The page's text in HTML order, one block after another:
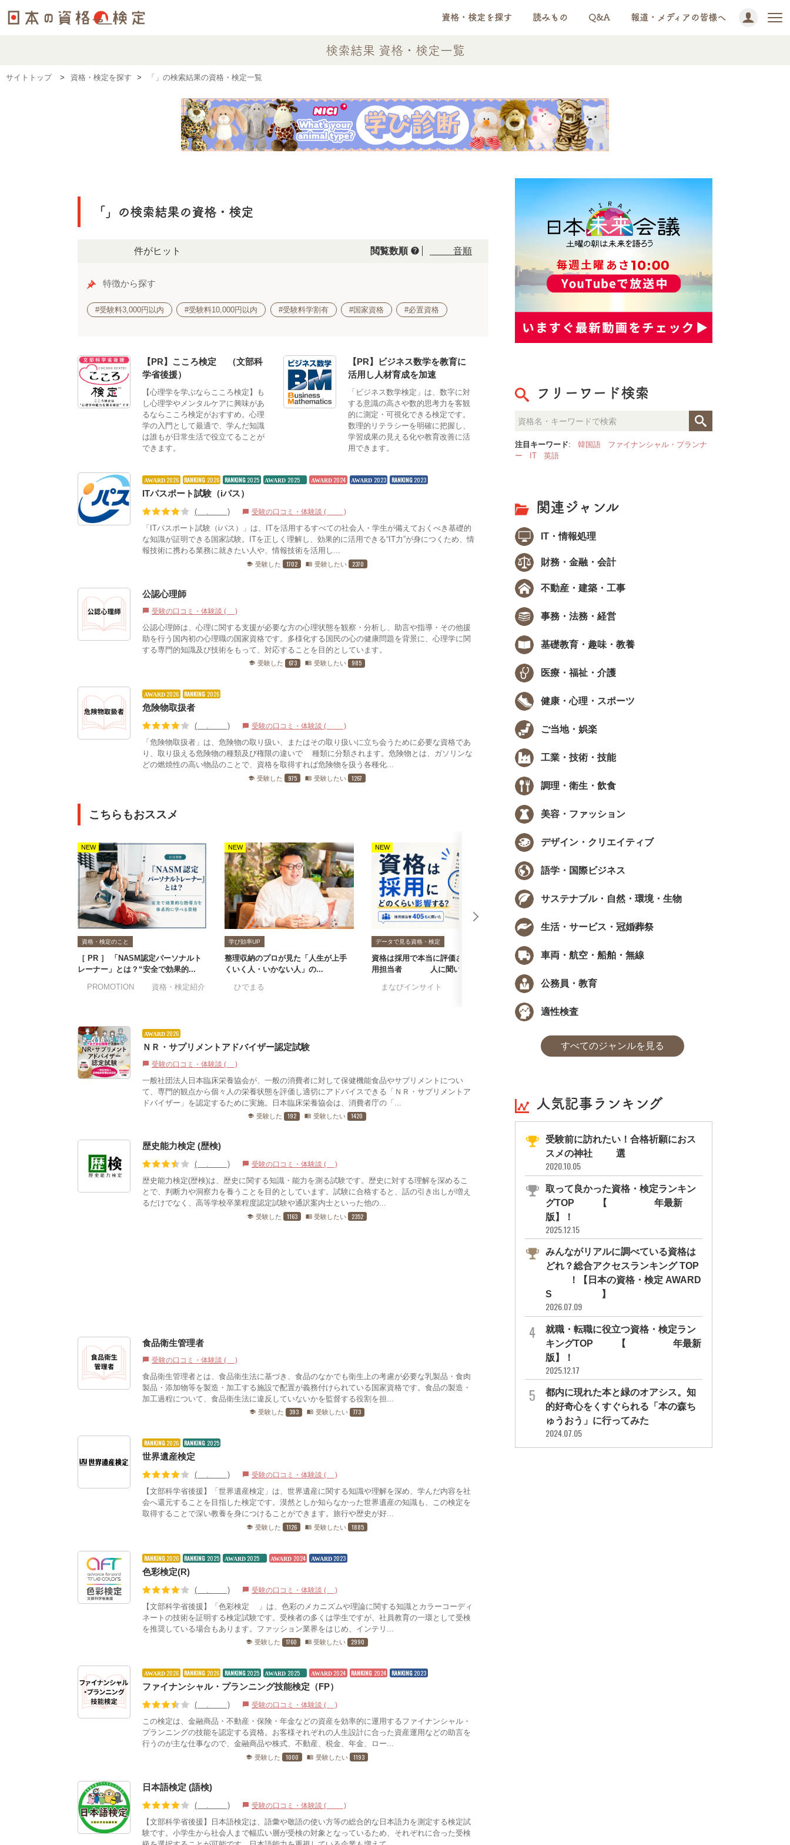
資格・検定を探す 読みもの Q&A 報道・メディアの皆様へ
検索結果 資格・検定一覧
サイトトップ 資格・検定を探す 「」の検索結果の資格・検定一覧
「」の検索結果の資格・検定
1289件がヒット 閲覧数順 help 50音順
特徴から探す
#受験料3,000円以内 #受験料10,000円以内 #受験料学割有 #国家資格 #必置資格
【PR】こころ検定®（文部科
学省後援）
【心理学を学ぶならこころ検定】も
し心理学やメンタルケアに興味があ
るならこころ検定がおすすめ。心理
学の入門として最適で、学んだ知識
は誰もが日常生活で役立てることが
できます。
【PR】ビジネス数学を教育に
活用し人材育成を加速
「ビジネス数学検定」は、数字に対
する意識の高さや数的思考力を客観
的に測定・可視化できる検定です。
数理的リテラシーを明確に把握し、
学習成果の見える化や教育改善に活
用できます。
AWARD 2026 RANKING 2026 RANKING 2025 AWARD 2025 AWARD 2024 AWARD 2023 RANKING 2023
ITパスポート試験（iパス）
(4.04) chat_bubble 受験の口コミ・体験談 (21)
「ITパスポート試験（iパス）」は、ITを活用するすべての社会人・学生が備えておくべき基礎的
な知識が証明できる国家試験。ITを正しく理解し、効果的に活用できる“IT力”が身につくため、情
報技術に携わる業務に就きたい人や、情報技術を活用し...
school 受験した 1702 menu_book 受験したい 2370
公認心理師
chat_bubble 受験の口コミ・体験談 (2)
公認心理師は、心理に関する支援が必要な方の心理状態を観察・分析し、助言や指導・その他援
助を行う国内初の心理職の国家資格です。多様化する国民の心の健康問題を背景に、心理学に関
する専門的知識及び技術をもって、対応することを目的としています。
school 受験した 673 menu_book 受験したい 985
AWARD 2026 RANKING 2026
危険物取扱者
(3.76) chat_bubble 受験の口コミ・体験談 (15)
「危険物取扱者」は、危険物の取り扱い、またはその取り扱いに立ち会うために必要な資格であ
り、取り扱える危険物の種類及び権限の違いで3種類に分類されます。危険物とは、ガソリンな
どの燃焼性の高い物品のことで、資格を取得すれば危険物を扱う各種化...
school 受験した 975 menu_book 受験したい 1267
こちらもおススメ
NEW
資格・検定のこと
［ PR ］ 「NASM認定パーソナルト
レーナー」とは？“安全で効果的...
#PROMOTION
#資格・検定紹介
NEW
学び効率UP
整理収納のプロが見た「人生が上手
くいく人・いかない人」の...
#ひでまる
NEW
データで見る資格・検定
資格は採用で本当に評価される？採
用担当者405人に聞いた...
#まなびインサイト
#採用担当者に聞いた #モチベーション
NEW
転職で資格は武器になる？採用担当
#まなびインサイト
AWARD 2026
ＮＲ・サプリメントアドバイザー認定試験
chat_bubble 受験の口コミ・体験談 (1)
一般社団法人日本臨床栄養協会が、一般の消費者に対して保健機能食品やサプリメントについ
て、専門的観点から個々人の栄養状態を評価し適切にアドバイスできる「ＮＲ・サプリメントア
ドバイザー」を認定するために実施。日本臨床栄養協会は、消費者庁の「...
school 受験した 192 menu_book 受験したい 1420
歴史能力検定 (歴検)
(3.73) chat_bubble 受験の口コミ・体験談 (4)
歴史能力検定(歴検)は、歴史に関する知識・能力を測る試験です。歴史に対する理解を深めるこ
とで、判断力や洞察力を養うことを目的としています。試験に合格すると、話の引き出しが増え
るだけでなく、高等学校卒業程度認定試験や通訳案内士といった他の...
school 受験した 1163 menu_book 受験したい 2352
食品衛生管理者
chat_bubble 受験の口コミ・体験談 (1)
食品衛生管理者とは、食品衛生法に基づき、食品のなかでも衛生上の考慮が必要な乳製品・食肉
製品・添加物等を製造・加工する施設で配置が義務付けられている国家資格です。食品の製造・
加工過程について、食品衛生法に違反していないかを監督する役割を担...
school 受験した 393 menu_book 受験したい 773
RANKING2026 RANKING 2025
世界遺産検定
(4.19) chat_bubble 受験の口コミ・体験談 (9)
【文部科学省後援】「世界遺産検定」は、世界遺産に関する知識や理解を深め、学んだ内容を社
会へ還元することを目指した検定です。漠然としか知らなかった世界遺産の知識も、この検定を
取得することで深い教養を身につけることができます。旅行や歴史が好...
school 受験した 1126 menu_book 受験したい 1885
RANKING 2026 RANKING 2025 AWARD 2025 AWARD 2024 AWARD 2023
色彩検定(R)
(3.81) chat_bubble 受験の口コミ・体験談 (9)
【文部科学省後援】「色彩検定®」は、色彩のメカニズムや理論に関する知識とカラーコーディ
ネートの技術を証明する検定試験です。受検者の多くは学生ですが、社員教育の一環として受検
を推奨している場合もあります。ファッション業界をはじめ、インテリ...
school 受験した 1760 menu_book 受験したい 2990
AWARD 2026 RANKING 2026 RANKING 2025 AWARD 2025 AWARD 2024 RANKING 2024 RANKING 2023
ファイナンシャル・プランニング技能検定（FP）
(3.69) chat_bubble 受験の口コミ・体験談 (9)
この検定は、金融商品・不動産・保険・年金などの資産を効率的に運用するファイナンシャル・
プランニングの技能を認定する資格。お客様それぞれの人生設計に合った資産運用などの助言を
行うのが主な仕事なので、金融商品や株式、不動産、税金、年金、ロー...
school 受験した 1000 menu_book 受験したい 1193
日本語検定 (語検)
(3.95) chat_bubble 受験の口コミ・体験談 (12)
【文部科学省後援】日本語検定は、語彙や敬語の使い方等の総合的な日本語力を測定する検定試
験です。小学生から社会人まで幅広い層が受検の対象となっているため、それぞれに合った受検
フリーワード検索
注目キーワード: 韓国語
ファイナンシャル・プランナ
ー
IT 英語
関連ジャンル
IT・情報処理
財務・金融・会計
不動産・建築・工事
事務・法務・経営
基礎教育・趣味・教養
医療・福祉・介護
健康・心理・スポーツ
ご当地・娯楽
工業・技術・技能
調理・衛生・飲食
美容・ファッション
デザイン・クリエイティブ
語学・国際ビジネス
サステナブル・自然・環境・生物
生活・サービス・冠婚葬祭
車両・航空・船舶・無線
公務員・教育
適性検査
すべてのジャンルを見る
人気記事ランキング
受験前に訪れたい！合格祈願におス
スメの神社11選
2020.10.05
取って良かった資格・検定ランキン
グTOP10【2026年最新
版】！
2025.12.15
みんながリアルに調べている資格は
どれ？総合アクセスランキング TOP
10！【日本の資格・検定 AWARD
S 2026】
2026.07.09
就職・転職に役立つ資格・検定ラン
キングTOP30【2026年最新
版】！
2025.12.17
都内に現れた本と緑のオアシス。知
的好奇心をくすぐられる「本の森ち
ゅうおう」に行ってみた
2024.07.05